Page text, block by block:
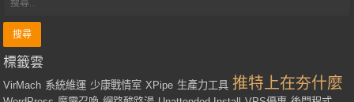
標籤雲
VirMach 系統維運 少康戰情室 XPipe 生產力工具 推特上在夯什麼